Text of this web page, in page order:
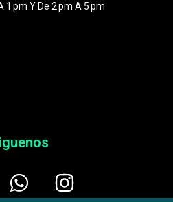
Pm Y De 2 Pm A 5 Pm